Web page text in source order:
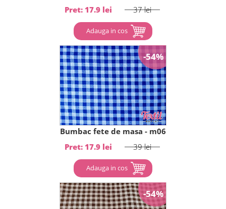
Pret: 17.9 lei
37 lei
Adauga in cos
-54%
Bumbac fete de masa - m06
Pret: 17.9 lei
39 lei
Adauga in cos
-54%